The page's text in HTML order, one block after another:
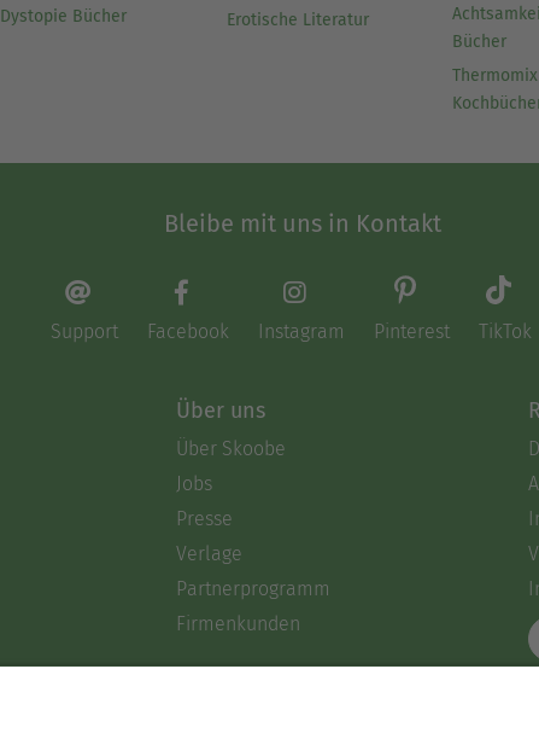
Dystopie Bücher
Erotische Literatur
Bücher
Thermomix
Bleibe mit uns in Kontakt
Support Facebook Instagram Pinterest TikTok
Über uns
Über Skoobe
Jobs
Presse
Verlage
Partnerprogramm
Firmenkunden